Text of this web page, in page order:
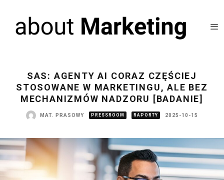
SAS: AGENTY AI CORAZ CZĘŚCIEJ
STOSOWANE W MARKETINGU, ALE BEZ
MECHANIZMÓW NADZORU [BADANIE]
MAT. PRASOWY PRESSROOM RAPORTY 2025-10-15